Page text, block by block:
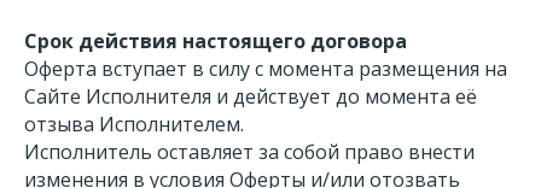
Срок действия настоящего договора
Оферта вступает в силу с момента размещения на
Сайте Исполнителя и действует до момента её
отзыва Исполнителем.
Исполнитель оставляет за собой право внести
изменения в условия Оферты и/или отозвать